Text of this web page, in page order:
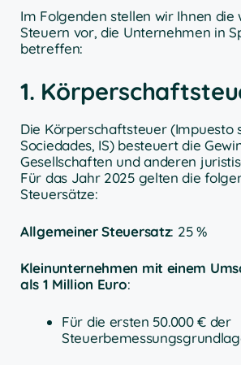
Im Folgenden stellen wir Ihnen die
Steuern vor, die Unternehmen in
betreffen:
1.
Die Körperschaftsteuer (Impuesto
Sociedades, IS) besteuert die
Gesellschaften und anderen
Für das Jahr 2025 gelten die
Steuersätze:
Allgemeiner Steuersatz: 25 %
Kleinunternehmen mit einem
als 1 Million Euro:
Für die ersten 50.000 € der